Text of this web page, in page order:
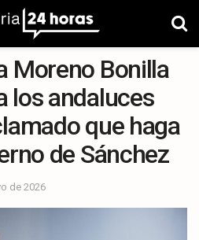
Moreno Bonilla
los andaluces
que haga
de Sánchez
de 2026